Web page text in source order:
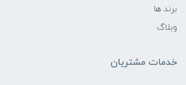
برند ها
وبلاگ
خدمات مشتریان